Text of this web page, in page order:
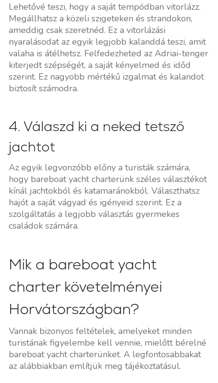
Lehetővé teszi, hogy a saját tempódban vitorlázz.
Megállhatsz a közeli szigeteken és strandokon,
ameddig csak szeretnéd. Ez a vitorlázási
nyaralásodat az egyik legjobb kalanddá teszi, amit
valaha is átélhetsz. Felfedezheted az Adriai-tenger
kiterjedt szépségét, a saját kényelmed és időd
szerint. Ez nagyobb mértékű izgalmat és kalandot
biztosít számodra.
4. Válaszd ki a neked tetsző
jachtot
Az egyik legvonzóbb előny a turisták számára,
hogy bareboat yacht charterünk széles választékot
kínál jachtokból és katamaránokból. Választhatsz
hajót a saját vágyad és igényeid szerint. Ez a
szolgáltatás a legjobb választás gyermekes
családok számára.
Mik a bareboat yacht
charter követelményei
Horvátországban?
Vannak bizonyos feltételek, amelyeket minden
turistának figyelembe kell vennie, mielőtt bérelné
bareboat yacht charterünket. A legfontosabbakat
az alábbiakban említjük meg tájékoztatásul.